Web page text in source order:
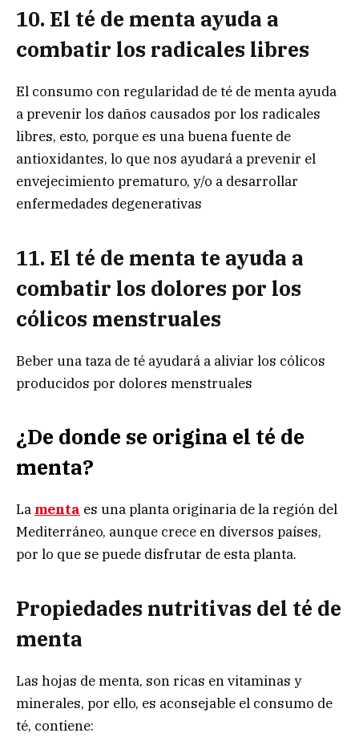
10. El té de menta ayuda a
combatir los radicales libres
El consumo con regularidad de té de menta ayuda
a prevenir los daños causados por los radicales
libres, esto, porque es una buena fuente de
antioxidantes, lo que nos ayudará a prevenir el
envejecimiento prematuro, y/o a desarrollar
enfermedades degenerativas
11. El té de menta te ayuda a
combatir los dolores por los
cólicos menstruales
Beber una taza de té ayudará a aliviar los cólicos
producidos por dolores menstruales
¿De donde se origina el té de
menta?
La menta es una planta originaria de la región del
Mediterráneo, aunque crece en diversos países,
por lo que se puede disfrutar de esta planta.
Propiedades nutritivas del té de
menta
Las hojas de menta, son ricas en vitaminas y
minerales, por ello, es aconsejable el consumo de
té, contiene: